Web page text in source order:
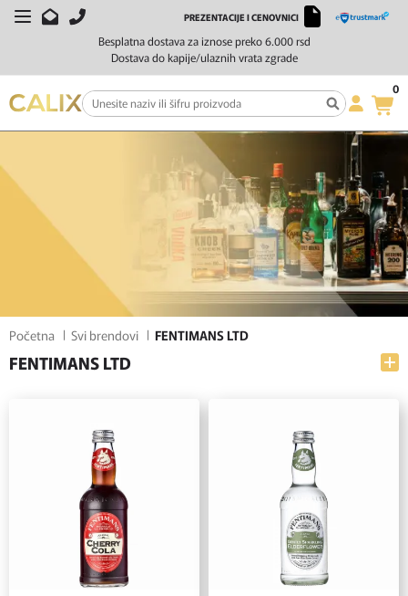
Besplatna dostava za iznose preko 6.000 rsd
Dostava do kapije/ulaznih vrata zgrade
PREZENTACIJE I CENOVNICI
0
Početna Svi brendovi FENTIMANS LTD
FENTIMANS LTD
FILTERI
SORTIRAJ